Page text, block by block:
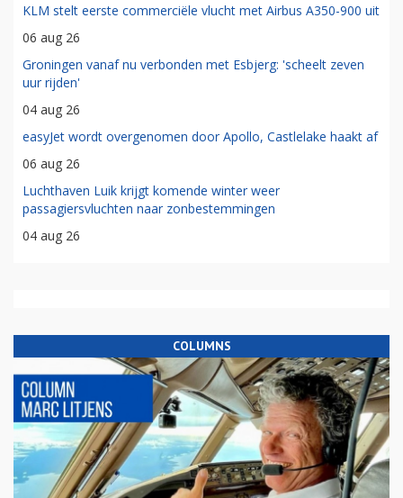
KLM stelt eerste commerciële vlucht met Airbus A350-900 uit
06 aug 26
Groningen vanaf nu verbonden met Esbjerg: 'scheelt zeven
uur rijden'
04 aug 26
easyJet wordt overgenomen door Apollo, Castlelake haakt af
06 aug 26
Luchthaven Luik krijgt komende winter weer
passagiersvluchten naar zonbestemmingen
04 aug 26
COLUMNS